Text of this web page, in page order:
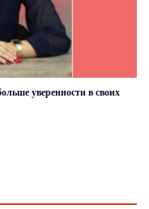
уверенности в своих